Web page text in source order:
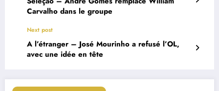
Carvalho dans le groupe
Next post
A l’étranger – José Mourinho a refusé l’OL,
avec une idée en tête